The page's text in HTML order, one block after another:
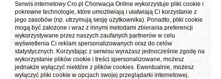
Serwis internetowy Cro.pl Chorwacja Online wykorzystuje pliki cookie i
pokrewne technologie, które umożliwiają i ułatwiają Ci korzystanie z
jego zasobów (np. utrzymują sesję użytkownika). Ponadto, pliki cookie
mogą być założone i wraz z innymi metodami zbierania preferencji
wykorzystywane przez naszych zaufanych partnerów w celu
wyświetlenia Ci reklam spersonalizowanych oraz do celów
statystycznych. Korzystając z serwisu wyrażasz jednocześnie zgodę na
wykorzystanie plików cookie i treści spersonalizowane, możesz
jednakże wyłączyć niektóre z plików cookies. Ewentualnie, możesz
wyłączyć pliki cookie w opcjach swojej przeglądarki internetowej.